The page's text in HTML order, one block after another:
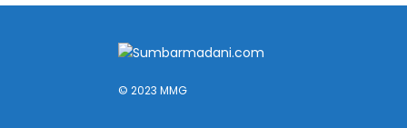
© 2023 MMG